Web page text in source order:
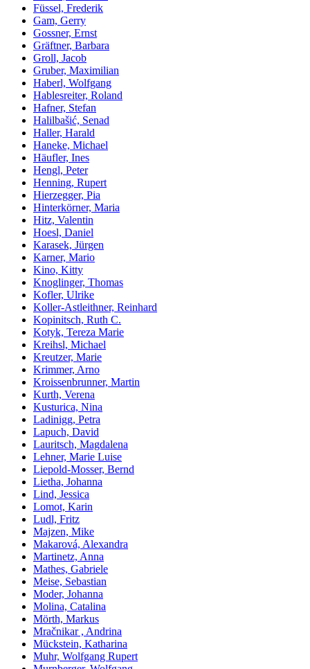
Füssel, Frederik
Gam, Gerry
Gossner, Ernst
Gräftner, Barbara
Groll, Jacob
Gruber, Maximilian
Haberl, Wolfgang
Hablesreiter, Roland
Hafner, Stefan
Halilbašić, Senad
Haller, Harald
Haneke, Michael
Häufler, Ines
Hengl, Peter
Henning, Rupert
Hierzegger, Pia
Hinterkörner, Maria
Hitz, Valentin
Hoesl, Daniel
Karasek, Jürgen
Karner, Mario
Kino, Kitty
Knoglinger, Thomas
Kofler, Ulrike
Koller-Astleithner, Reinhard
Kopinitsch, Ruth C.
Kotyk, Tereza Marie
Kreihsl, Michael
Kreutzer, Marie
Krimmer, Arno
Kroissenbrunner, Martin
Kurth, Verena
Kusturica, Nina
Ladinigg, Petra
Lapuch, David
Lauritsch, Magdalena
Lehner, Marie Luise
Liepold-Mosser, Bernd
Lietha, Johanna
Lind, Jessica
Lomot, Karin
Ludl, Fritz
Majzen, Mike
Makarová, Alexandra
Martinetz, Anna
Mathes, Gabriele
Meise, Sebastian
Moder, Johanna
Molina, Catalina
Mörth, Markus
Mračnikar , Andrina
Mückstein, Katharina
Muhr, Wolfgang Rupert